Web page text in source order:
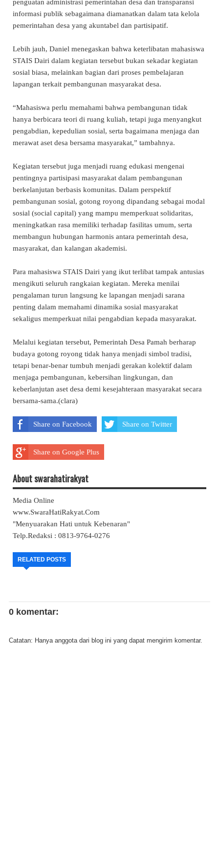
penguatan administrasi pemerintahan desa dan transparansi
informasi publik sebagaimana diamanatkan dalam tata kelola
pemerintahan desa yang akuntabel dan partisipatif.
Lebih jauh, Daniel menegaskan bahwa keterlibatan mahasiswa
STAIS Dairi dalam kegiatan tersebut bukan sekadar kegiatan
sosial biasa, melainkan bagian dari proses pembelajaran
lapangan terkait pembangunan masyarakat desa.
“Mahasiswa perlu memahami bahwa pembangunan tidak
hanya berbicara teori di ruang kuliah, tetapi juga menyangkut
pengabdian, kepedulian sosial, serta bagaimana menjaga dan
merawat aset desa bersama masyarakat,” tambahnya.
Kegiatan tersebut juga menjadi ruang edukasi mengenai
pentingnya partisipasi masyarakat dalam pembangunan
berkelanjutan berbasis komunitas. Dalam perspektif
pembangunan sosial, gotong royong dipandang sebagai modal
sosial (social capital) yang mampu memperkuat solidaritas,
meningkatkan rasa memiliki terhadap fasilitas umum, serta
membangun hubungan harmonis antara pemerintah desa,
masyarakat, dan kalangan akademisi.
Para mahasiswa STAIS Dairi yang ikut terlibat tampak antusias
mengikuti seluruh rangkaian kegiatan. Mereka menilai
pengalaman turun langsung ke lapangan menjadi sarana
penting dalam memahami dinamika sosial masyarakat
sekaligus memperkuat nilai pengabdian kepada masyarakat.
Melalui kegiatan tersebut, Pemerintah Desa Pamah berharap
budaya gotong royong tidak hanya menjadi simbol tradisi,
tetapi benar-benar tumbuh menjadi gerakan kolektif dalam
menjaga pembangunan, kebersihan lingkungan, dan
keberlanjutan aset desa demi kesejahteraan masyarakat secara
bersama-sama.(clara)
Share on Facebook Share on Twitter
Share on Google Plus
About swarahatirakyat
Media Online
www.SwaraHatiRakyat.Com
"Menyuarakan Hati untuk Kebenaran"
Telp.Redaksi : 0813-9764-0276
RELATED POSTS
0 komentar:
Catatan: Hanya anggota dari blog ini yang dapat mengirim komentar.